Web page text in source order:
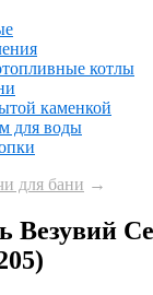
котлы
каменкой
для воды
для бани →
Везувий